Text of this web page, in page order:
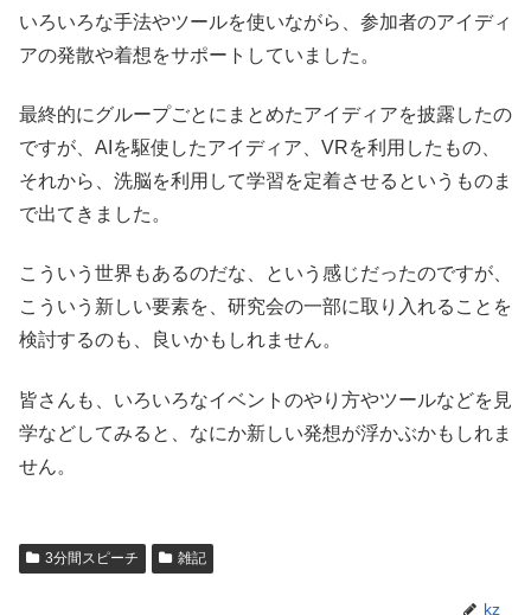
いろいろな手法やツールを使いながら、参加者のアイディ
アの発散や着想をサポートしていました。
最終的にグループごとにまとめたアイディアを披露したの
ですが、AIを駆使したアイディア、VRを利用したもの、
それから、洗脳を利用して学習を定着させるというものま
で出てきました。
こういう世界もあるのだな、という感じだったのですが、
こういう新しい要素を、研究会の一部に取り入れることを
検討するのも、良いかもしれません。
皆さんも、いろいろなイベントのやり方やツールなどを見
学などしてみると、なにか新しい発想が浮かぶかもしれま
せん。
3分間スピーチ 雑記
kz